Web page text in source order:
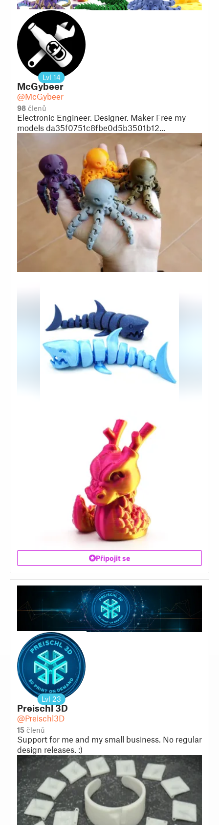
Lvl 14
McGybeer
@McGybeer
98členů
Electronic Engineer. Designer. Maker Free my
models da35f0751c8fbe0d5b3501b12...
Připojit se
Lvl 23
Preischl 3D
@Preischl3D
15členů
Support for me and my small business. No regular
design releases. :)